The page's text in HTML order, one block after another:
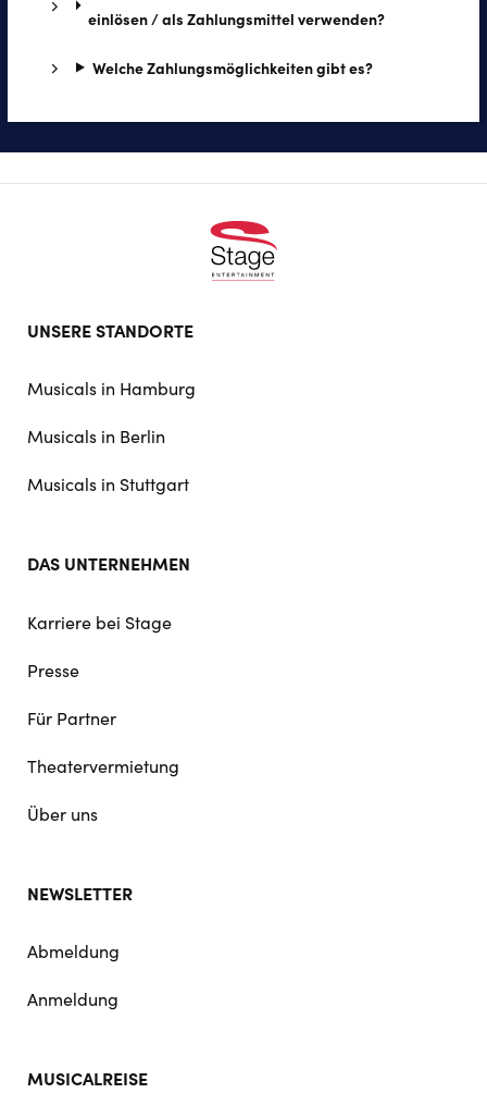
einlösen / als Zahlungsmittel verwenden?
Wel­che Zah­lungs­mög­lich­kei­ten gibt es?
doormat
UNSERE STANDORTE
Musicals in Hamburg
Musicals in Berlin
Musicals in Stuttgart
DAS UNTERNEHMEN
Karriere bei Stage
Presse
Für Partner
Theatervermietung
Über uns
NEWSLETTER
Abmeldung
Anmeldung
MUSICALREISE